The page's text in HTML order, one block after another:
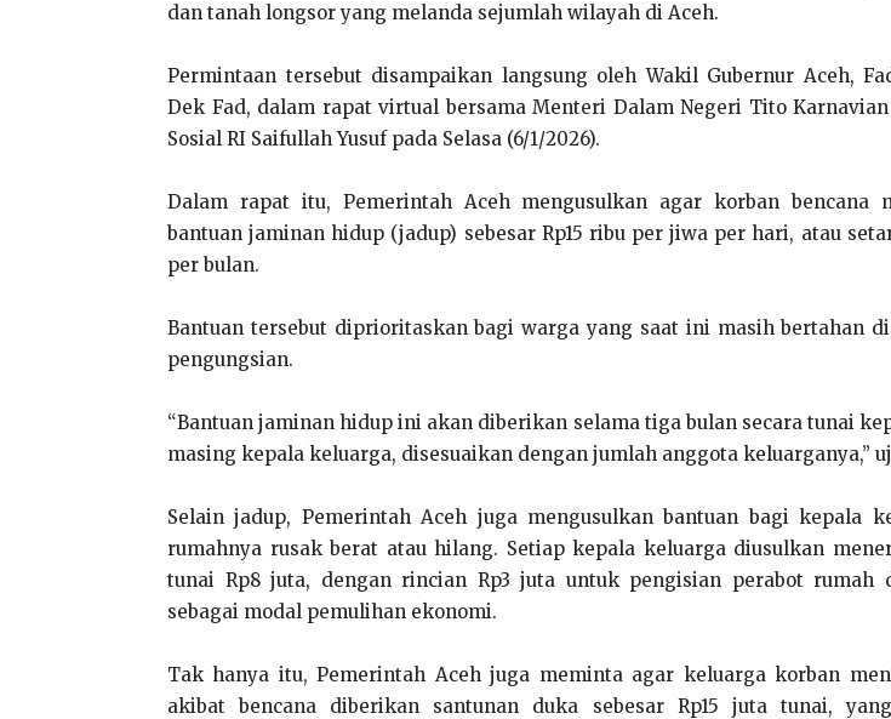
dan tanah longsor yang melanda sejumlah wilayah di Aceh.
Permintaan tersebut disampaikan langsung oleh Wakil Gubernur Aceh,
Dek Fad, dalam rapat virtual bersama Menteri Dalam Negeri Tito
Sosial RI Saifullah Yusuf pada Selasa (6/1/2026).
Dalam rapat itu, Pemerintah Aceh mengusulkan agar korban bencana
bantuan jaminan hidup (jadup) sebesar Rp15 ribu per jiwa per hari, atau
per bulan.
Bantuan tersebut diprioritaskan bagi warga yang saat ini masih bertahan
pengungsian.
“Bantuan jaminan hidup ini akan diberikan selama tiga bulan secara tunai
masing kepala keluarga, disesuaikan dengan jumlah anggota keluarganya,”
Selain jadup, Pemerintah Aceh juga mengusulkan bantuan bagi kepala
rumahnya rusak berat atau hilang. Setiap kepala keluarga diusulkan
tunai Rp8 juta, dengan rincian Rp3 juta untuk pengisian perabot rumah
sebagai modal pemulihan ekonomi.
Tak hanya itu, Pemerintah Aceh juga meminta agar keluarga korban
akibat bencana diberikan santunan duka sebesar Rp15 juta tunai,